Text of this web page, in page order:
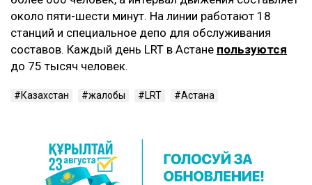
около пяти-шести минут. На линии работают 18
станций и специальное депо для обслуживания
составов. Каждый день LRT в Астане пользуются
до 75 тысяч человек.
Казахстан жалобы LRT Астана